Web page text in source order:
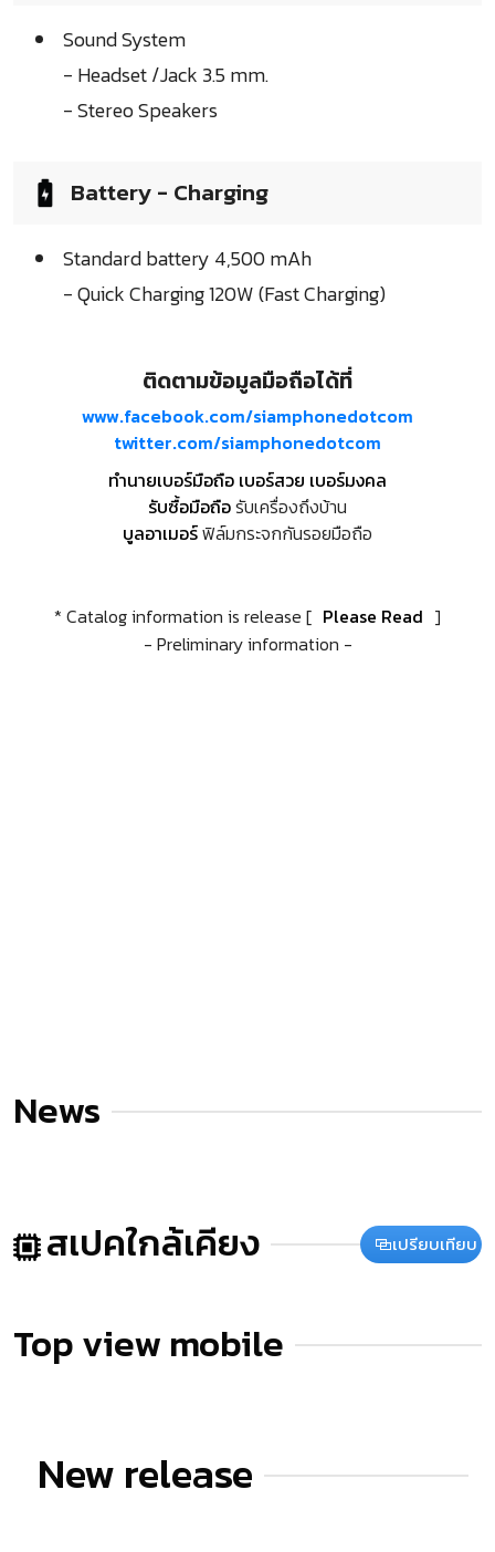
Sound System
- Headset /Jack 3.5 mm.
- Stereo Speakers
Battery - Charging
Standard battery 4,500 mAh
- Quick Charging 120W (Fast Charging)
ติดตามข้อมูลมือถือได้ที่
www.facebook.com/siamphonedotcom
twitter.com/siamphonedotcom
ทำนายเบอร์มือถือ เบอร์สวย เบอร์มงคล
รับซื้อมือถือรับเครื่องถึงบ้าน
บูลอาเมอร์ฟิล์มกระจกกันรอยมือถือ
* Catalog information is release [ Please Read ]
- Preliminary information -
News
สเปคใกล้เคียง เปรียบเทียบ
Top view mobile
New release